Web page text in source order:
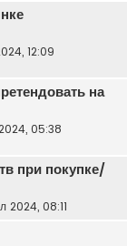
12:09
на
05:38
при покупке/
2024, 08:11